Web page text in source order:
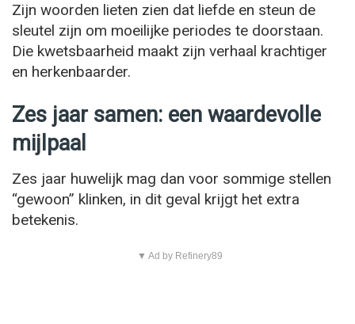
Zijn woorden lieten zien dat liefde en steun de
sleutel zijn om moeilijke periodes te doorstaan.
Die kwetsbaarheid maakt zijn verhaal krachtiger
en herkenbaarder.
Zes jaar samen: een waardevolle
mijlpaal
Zes jaar huwelijk mag dan voor sommige stellen
“gewoon” klinken, in dit geval krijgt het extra
betekenis.
▼ Ad by Refinery89